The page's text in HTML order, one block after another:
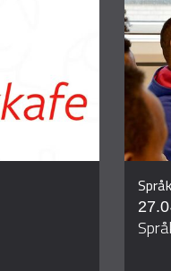
Språk